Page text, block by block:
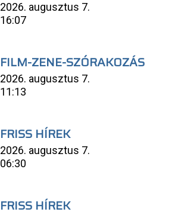
2026. augusztus 7.
16:07
FILM-ZENE-SZÓRAKOZÁS
2026. augusztus 7.
11:13
FRISS HÍREK
2026. augusztus 7.
06:30
FRISS HÍREK